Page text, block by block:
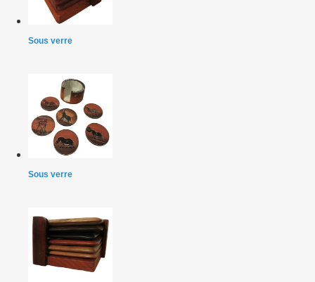
Sous verre
Sous verre